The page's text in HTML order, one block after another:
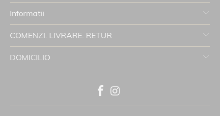
Informatii
COMENZI. LIVRARE. RETUR
DOMICILIO